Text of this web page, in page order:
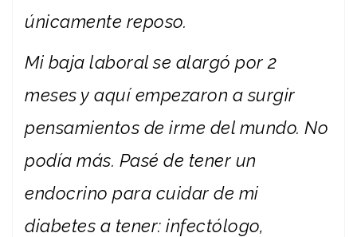
únicamente reposo.
Mi baja laboral se alargó por 2
meses y aquí empezaron a surgir
pensamientos de irme del mundo. No
podía más. Pasé de tener un
endocrino para cuidar de mi
diabetes a tener: infectólogo,